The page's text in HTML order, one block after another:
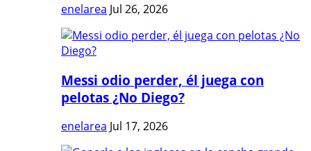
enelarea Jul 26, 2026
Messi odio perder, él juega con
pelotas ¿No Diego?
enelarea Jul 17, 2026